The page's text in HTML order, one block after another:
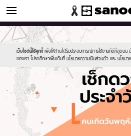
ดูดวง
เว็บไซต์นี้ใช้คุกกี้ เพื่อให้ท่านได้รับประสบการณ์การใช้งานที่ดีที่สุดบน
ของเรา โปรดศึกษาเพิ่มเติมที่ นโยบายความเป็นส่วนตัว และ นโยบา
Sanook
//s.isanook.com/sr/0/images/logo-
new-
sanook.png
600
60
//s.isanook.com/ho/0/ud/fxd/day/daily-
horoscope-
thursday.jpg